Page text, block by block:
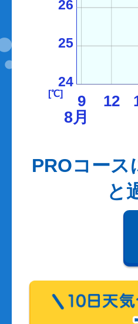
9 12
24
25
26
[℃]
8月
PROコース
と